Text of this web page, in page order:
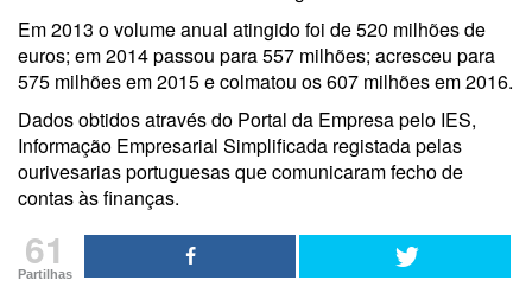
Em 2013 o volume anual atingido foi de 520 milhões de
euros; em 2014 passou para 557 milhões; acresceu para
575 milhões em 2015 e colmatou os 607 milhões em 2016.
Dados obtidos através do Portal da Empresa pelo IES,
Informação Empresarial Simplificada registada pelas
ourivesarias portuguesas que comunicaram fecho de
contas às finanças.
61
Partilhas